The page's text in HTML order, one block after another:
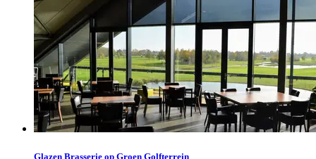
Glazen Brasserie op Groen Golfterrein